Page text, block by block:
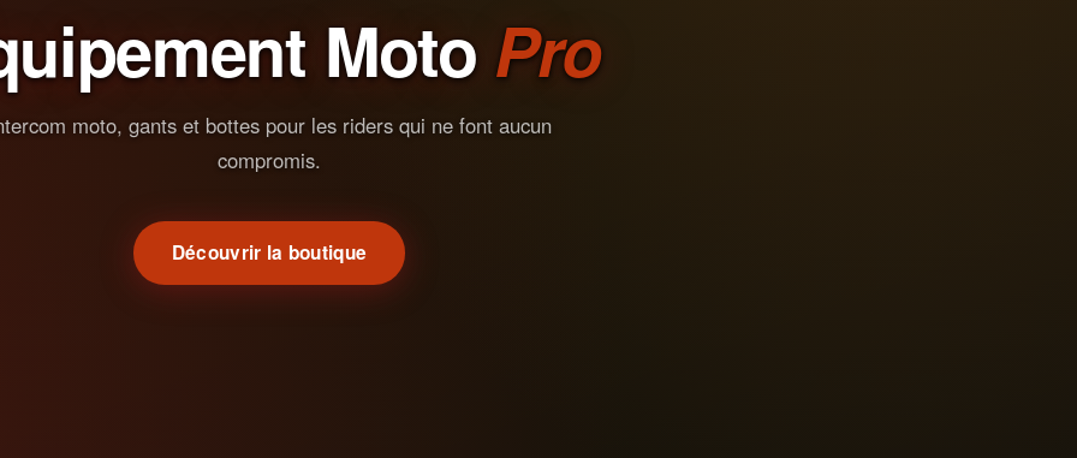
Moto Pro
moto, gants et bottes pour les riders qui ne font aucun
compromis.
Découvrir la boutique